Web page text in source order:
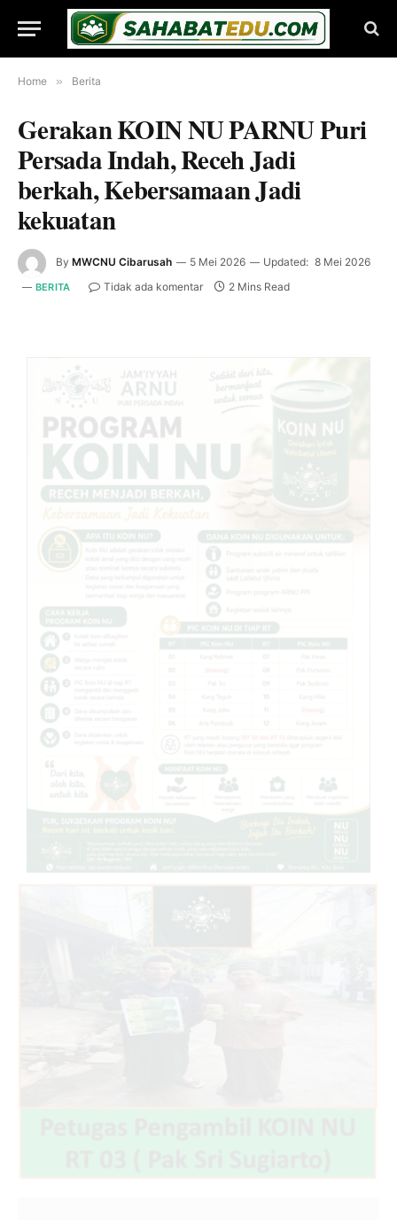
Home » Berita
Gerakan KOIN NU PARNU Puri
Persada Indah, Receh Jadi
berkah, Kebersamaan Jadi
kekuatan
By MWCNU Cibarusah 5 Mei 2026 Updated: 8 Mei 2026
BERITA Tidak ada komentar 2 Mins Read